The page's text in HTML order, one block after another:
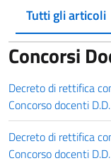
Tutti gli articoli
Concorsi
Decreto di rettifica
Concorso docenti
Decreto di rettifica
Concorso docenti